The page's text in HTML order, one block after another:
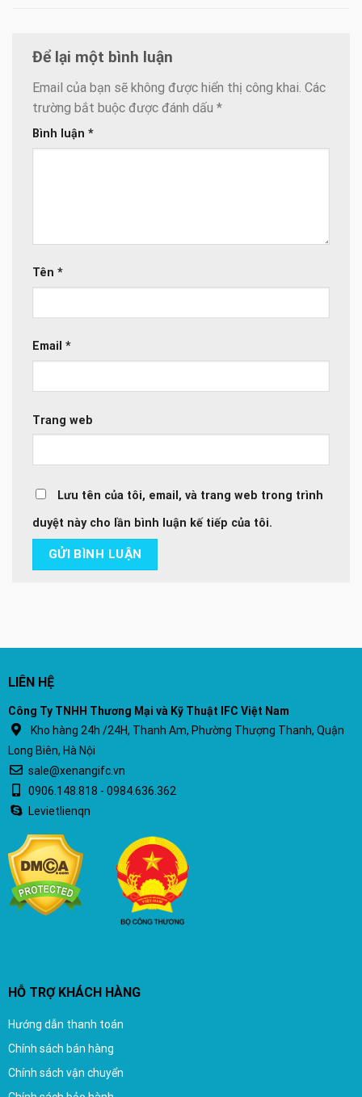
Để lại một bình luận
Email của bạn sẽ không được hiển thị công khai. Các
trường bắt buộc được đánh dấu *
Bình luận *
Tên *
Email *
Trang web
Lưu tên của tôi, email, và trang web trong trình
duyệt này cho lần bình luận kế tiếp của tôi.
LIÊN HỆ
Công Ty TNHH Thương Mại và Kỹ Thuật IFC Việt Nam
Kho hàng 24h /24H, Thanh Am, Phường Thượng Thanh, Quận
Long Biên, Hà Nội
sale@xenangifc.vn
0906.148.818 - 0984.636.362
Levietlienqn
HỖ TRỢ KHÁCH HÀNG
Hướng dẫn thanh toán
Chính sách bán hàng
Chính sách vận chuyển